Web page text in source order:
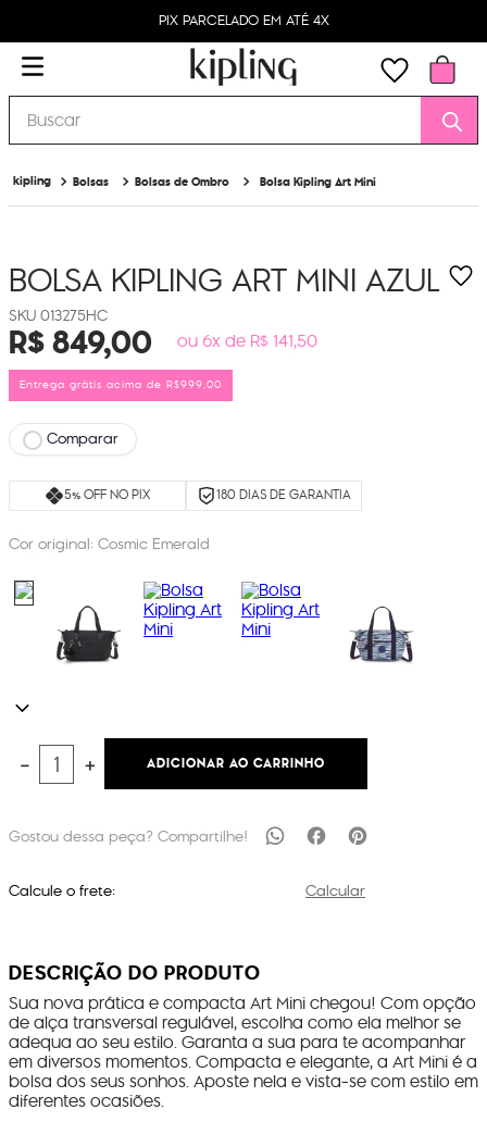
PIX PARCELADO EM ATÉ 4X
Buscar
Bolsas Bolsas de Ombro Bolsa Kipling Art Mini
BOLSA KIPLING ART MINIAZUL
013275HC
R$849,00 ou 6x de R$ 141,50
Entrega grátis acima de R$999,00
Comparar
5% OFF NO PIX 180 DIAS DE GARANTIA
Cor original: Cosmic Emerald
＋
－ ADICIONAR AO CARRINHO
Calcule o frete: Calcular
DESCRIÇÃO DO PRODUTO
Sua nova prática e compacta Art Mini chegou! Com opção
de alça transversal regulável, escolha como ela melhor se
adequa ao seu estilo. Garanta a sua para te acompanhar
em diversos momentos. Compacta e elegante, a Art Mini é a
bolsa dos seus sonhos. Aposte nela e vista-se com estilo em
diferentes ocasiões.